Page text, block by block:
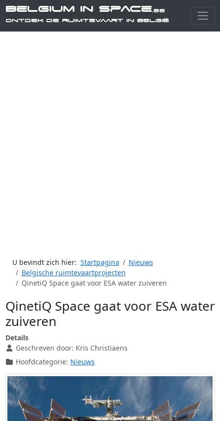
Belgium in Space.be
Ontdek de ruimtevaart in België
U bevindt zich hier: Startpagina
Nieuws
Belgische ruimtevaartprojecten
QinetiQ Space gaat voor ESA water zuiveren
QinetiQ Space gaat voor ESA water
zuiveren
Details
Geschreven door: Kris Christiaens
Hoofdcategorie: Nieuws